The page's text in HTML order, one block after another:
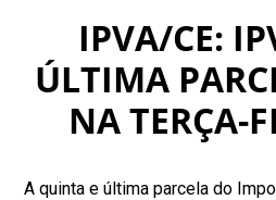
IPVA/CE:
ÚLTIMA
NA TERÇA-
A quinta e última parcela do